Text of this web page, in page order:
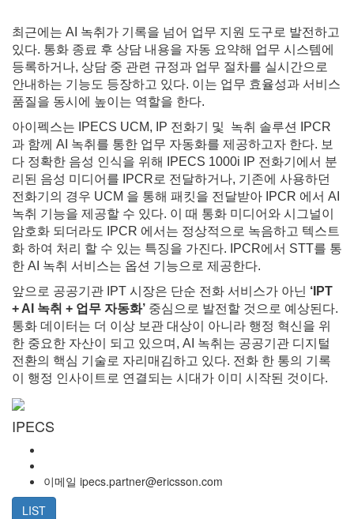
최근에는 AI 녹취가 기록을 넘어 업무 지원 도구로 발전하고
있다. 통화 종료 후 상담 내용을 자동 요약해 업무 시스템에
등록하거나, 상담 중 관련 규정과 업무 절차를 실시간으로
안내하는 기능도 등장하고 있다. 이는 업무 효율성과 서비스
품질을 동시에 높이는 역할을 한다.
아이펙스는 IPECS UCM, IP 전화기 및 녹취 솔루션 IPCR
과 함께 AI 녹취를 통한 업무 자동화를 제공하고자 한다. 보
다 정확한 음성 인식을 위해 IPECS 1000i IP 전화기에서 분
리된 음성 미디어를 IPCR로 전달하거나, 기존에 사용하던
전화기의 경우 UCM 을 통해 패킷을 전달받아 IPCR 에서 AI
녹취 기능을 제공할 수 있다. 이 때 통화 미디어와 시그널이
암호화 되더라도 IPCR 에서는 정상적으로 녹음하고 텍스트
화 하여 처리 할 수 있는 특징을 가진다. IPCR에서 STT를 통
한 AI 녹취 서비스는 옵션 기능으로 제공한다.
앞으로 공공기관 IPT 시장은 단순 전화 서비스가 아닌 ‘IPT
+ AI 녹취 + 업무 자동화’ 중심으로 발전할 것으로 예상된다.
통화 데이터는 더 이상 보관 대상이 아니라 행정 혁신을 위
한 중요한 자산이 되고 있으며, AI 녹취는 공공기관 디지털
전환의 핵심 기술로 자리매김하고 있다. 전화 한 통의 기록
이 행정 인사이트로 연결되는 시대가 이미 시작된 것이다.
IPECS
이메일 ipecs.partner@ericsson.com
LIST